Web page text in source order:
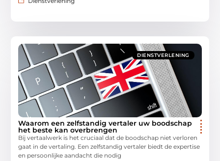
DIENSTVERLENING
Waarom een zelfstandig vertaler uw boodschap
het beste kan overbrengen
Bij vertaalwerk is het cruciaal dat de boodschap niet verloren
gaat in de vertaling. Een zelfstandig vertaler biedt de expertise
en persoonlijke aandacht die nodig